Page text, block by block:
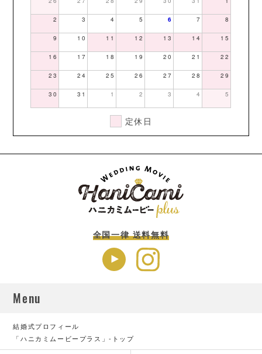
2 3 4 5 6 7 8
9 10 11 12 13 14 15
16 17 18 19 20 21 22
23 24 25 26 27 28 29
30 31 1 2 3 4 5
定休日
全国一律 送料無料
Menu
結婚式プロフィール
「ハニカミムービープラス」-トップ